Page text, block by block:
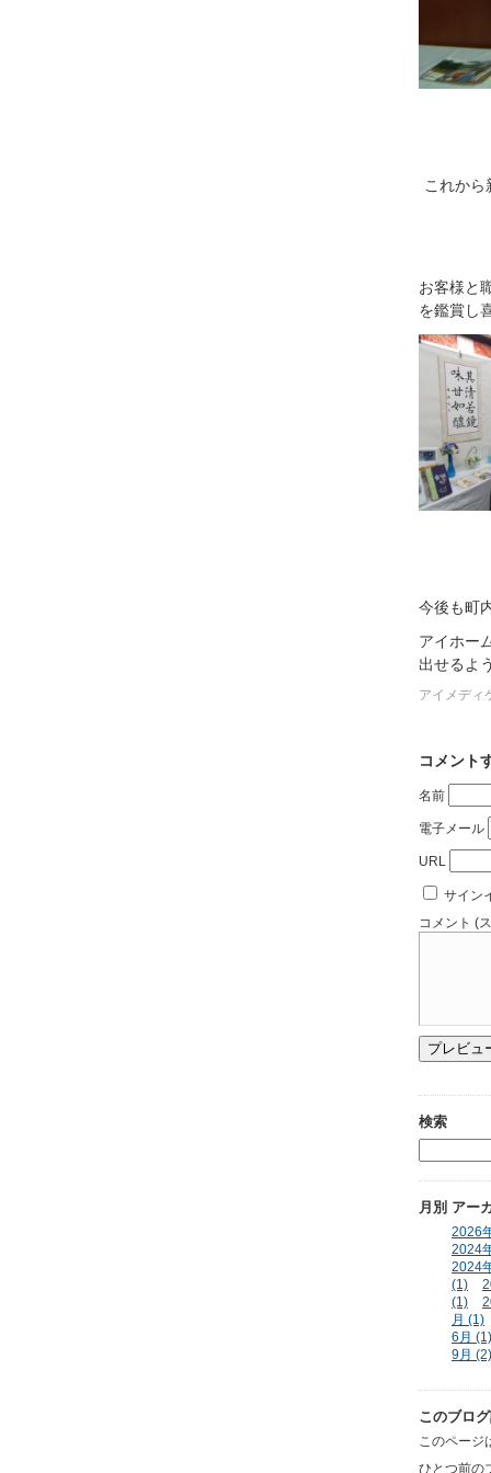
これか
お客様と
を鑑賞し
今後も町
アイホー
出せるよ
アイメディ
コメント
名前
電子メール
URL
サイン
コメント (
検索
月別 アー
2026
2024
2024
(1)
(1)
月 (1)
6月 (1)
9月 (2)
このブロ
このページ
ひとつ前の